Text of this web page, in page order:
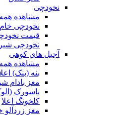
نخودچی
مشاهده
نخودچی خام
قیمت
نخودچی
آجیل های کوهی
مشاهده
بنه (بنک)
مغز بادام
پاسورک
کلخونگ اعلا
مغز